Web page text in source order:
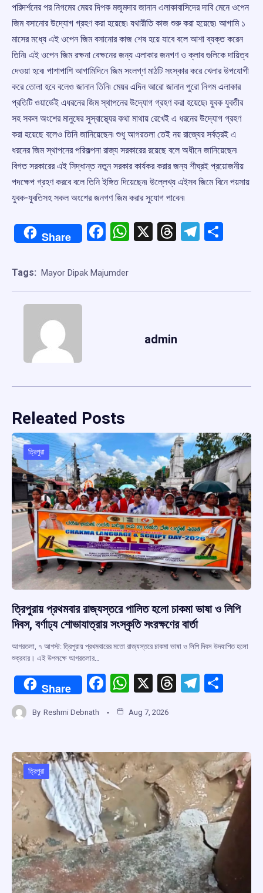
পরিদর্শনের পর নিগমের মেয়র দিপক মজুমদার জানান এলাকাবাসিদের দাবি মেনে ওপেন
জিম বসানোর উদ্যোগ গ্রহণ করা হয়েছে৷ যথারীতি কাজ শুরু করা হয়েছে৷ আগামি ১
মাসের মধ্যে এই ওপেন জিম বসানোর কাজ শেষ হয়ে যাবে বলে আশা ব্যক্ত করেন
তিনি৷ এই ওপেন জিম রক্ষনা বেক্ষনের জন্য এলাকার জনগণ ও ক্লাব গুলিকে দায়িত্ব
দেওয়া হবে৷ পাশাপাশি আগামিদিনে জিম সংলগ্ণ মাঠটি সংস্কার করে খেলার উপযোগী
করে তোলা হবে বলেও জানান তিনি৷ মেয়র এদিন আরো জানান পুরো নিগম এলাকার
প্রতিটি ওয়ার্ডেই এধরনের জিম স্থাপনের উদ্যোগ গ্রহণ করা হয়েছে৷ যুবক যুবতীর
সহ সকল অংশের মানুষের সুস্বাস্থ্যের কথা মাথায় রেখেই এ ধরনের উদ্যোগ গ্রহণ
করা হয়েছে বলেও তিনি জানিয়েছেন৷ শুধু আগরতলা তেই নয় রাজ্যের সর্বত্রই এ
ধরনের জিম স্থাপনের পরিকল্পনা রাজ্য সরকারের রয়েছে বলে অধীনে জানিয়েছেন৷
বিগত সরকারের এই সিদ্ধান্ত নতুন সরকার কার্যকর করার জন্য শীঘ্রই প্রয়োজনীয়
পদক্ষেপ গ্রহণ করবে বলে তিনি ইঙ্গিত দিয়েছেন৷ উল্লেখ্য এইসব জিমে বিনে পয়সায়
যুবক-যুবতিসহ সকল অংশের জনগণ জিম করার সুযোগ পাবেন৷
Share Facebook
WhatsApp
X Threads
Tags: Mayor Dipak Majumder
admin
Releated Posts
ত্রিপুরা
ত্রিপুরায় প্রথমবার রাজ্যস্তরে পালিত হলো চাকমা ভাষা ও লিপি
দিবস, বর্ণাঢ্য শোভাযাত্রায় সংস্কৃতি সংরক্ষণের বার্তা
আগরতলা, ৭ আগস্ট: ত্রিপুরায় প্রথমবারের মতো রাজ্যস্তরে চাকমা ভাষা ও লিপি দিবস উদযাপিত হলো
শুক্রবার। এই উপলক্ষে আগরতলার…
Share
F
ce
o
o
k
W
at
A
p
X
T
d
s
T
a
m
By Reshmi Debnath Aug 7, 2026
ত্রিপুরা